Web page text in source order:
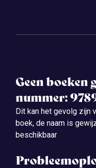
Geen boeken
nummer:
Dit kan het gevolg zijn
boek, de naam is
beschikbaar